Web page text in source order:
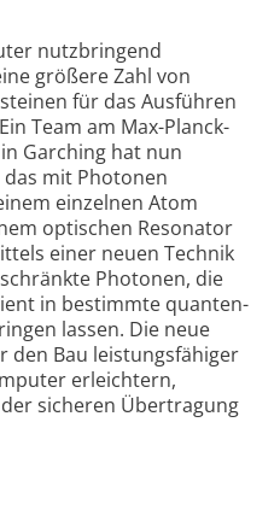
nutzbringend
größere Zahl von
für das Ausführen
Team am Max-Planck-
Garching hat nun
das mit Photonen
einzelnen Atom
optischen Resonator
einer neuen Technik
Photonen, die
in bestimmte quanten­
lassen. Die neue
den Bau leistungs­fähiger
erleichtern,
sicheren Übertragung